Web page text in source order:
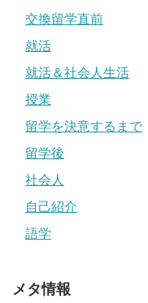
交換留学直前
就活
就活＆社会人生活
授業
留学を決意するまで
留学後
社会人
自己紹介
語学
メタ情報